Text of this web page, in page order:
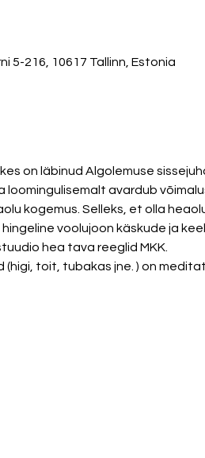
5-216, 10617 Tallinn, Estonia
on läbinud Algolemuse
loomingulisemalt avardub
kogemus. Selleks, et olla
voolujoon käskude ja
hea tava reeglid MKK.
toit, tubakas jne. ) on